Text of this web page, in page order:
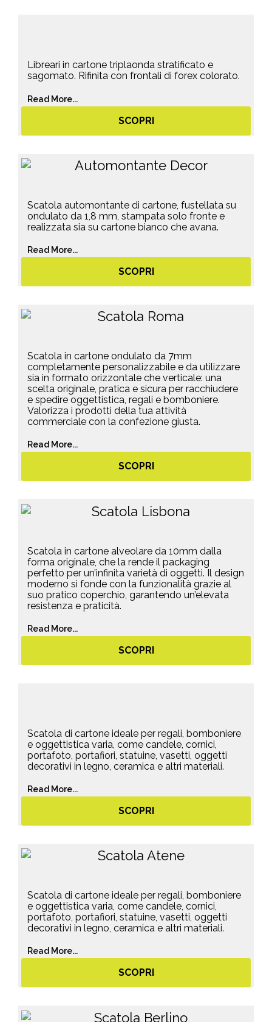
Libreari in cartone triplaonda stratificato e
sagomato. Rifinita con frontali di forex colorato.
Read More...
SCOPRI
Scatola automontante di cartone, fustellata su
ondulato da 1,8 mm, stampata solo fronte e
realizzata sia su cartone bianco che avana.
Read More...
SCOPRI
Scatola in cartone ondulato da 7mm
completamente personalizzabile e da utilizzare
sia in formato orizzontale che verticale: una
scelta originale, pratica e sicura per racchiudere
e spedire oggettistica, regali e bomboniere.
Valorizza i prodotti della tua attività
commerciale con la confezione giusta.
Read More...
SCOPRI
Scatola in cartone alveolare da 10mm dalla
forma originale, che la rende il packaging
perfetto per un’infinita varietà di oggetti. Il design
moderno si fonde con la funzionalità grazie al
suo pratico coperchio, garantendo un’elevata
resistenza e praticità.
Read More...
SCOPRI
Scatola di cartone ideale per regali, bomboniere
e oggettistica varia, come candele, cornici,
portafoto, portafiori, statuine, vasetti, oggetti
decorativi in legno, ceramica e altri materiali.
Read More...
SCOPRI
Scatola di cartone ideale per regali, bomboniere
e oggettistica varia, come candele, cornici,
portafoto, portafiori, statuine, vasetti, oggetti
decorativi in legno, ceramica e altri materiali.
Read More...
SCOPRI